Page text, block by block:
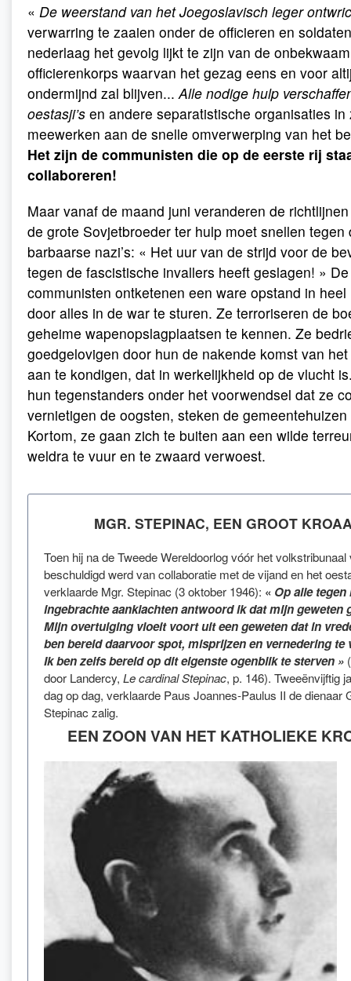
« De weerstand van het Joegoslavisch leger
verwarring te zaaien onder de officieren en
nederlaag het gevolg lijkt te zijn van de
officierenkorps waarvan het gezag eens en voor
ondermijnd zal blijven... Alle nodige hulp
oestasji’s en andere separatistische organisaties in
meewerken aan de snelle omverwerping van het
Het zijn de communisten die op de eerste rij
collaboreren!
Maar vanaf de maand juni veranderen de
de grote Sovjetbroeder ter hulp moet snellen tegen
barbaarse nazi’s: « Het uur van de strijd voor de
tegen de fascistische invallers heeft geslagen! » De
communisten ontketenen een ware opstand in heel
door alles in de war te sturen. Ze terroriseren de
geheime wapenopslagplaatsen te kennen. Ze
goedgelovigen door hun de nakende komst van
aan te kondigen, dat in werkelijkheid op de vlucht
hun tegenstanders onder het voorwendsel dat ze
vernietigen de oogsten, steken de
Kortom, ze gaan zich te buiten aan een wilde
weldra te vuur en te zwaard verwoest.
MGR. STEPINAC, EEN GROOT
Toen hij na de Tweede Wereldoorlog vóór het volkstribunaal
beschuldigd werd van collaboratie met de vijand en het
verklaarde Mgr. Stepinac (3 oktober 1946): « Op alle tegen
ingebrachte aanklachten antwoord ik dat mijn geweten
Mijn overtuiging vloeit voort uit een geweten dat in
ben bereid daarvoor spot, misprijzen en vernedering te
Ik ben zelfs bereid op dit eigenste ogenblik te sterven »
door Landercy, Le cardinal Stepinac, p. 146). Tweeënvijftig
dag op dag, verklaarde Paus Joannes-Paulus II de dienaar
Stepinac zalig.
EEN ZOON VAN HET KATHOLIEKE